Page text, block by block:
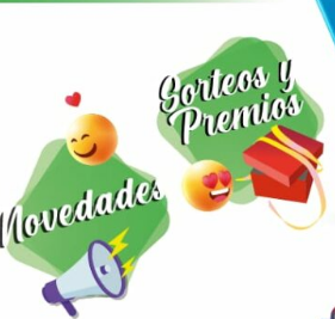
ESTAMOS EN:
C/ Francisco Candela, 19
Aspe CP:03680 (Alicante)
asociacioncomerciantesdeaspe@gmail.com